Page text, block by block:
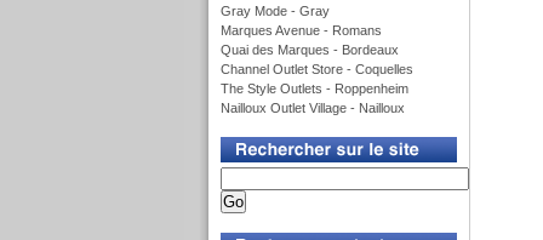
Gray Mode - Gray
Marques Avenue - Romans
Quai des Marques - Bordeaux
Channel Outlet Store - Coquelles
The Style Outlets - Roppenheim
Nailloux Outlet Village - Nailloux